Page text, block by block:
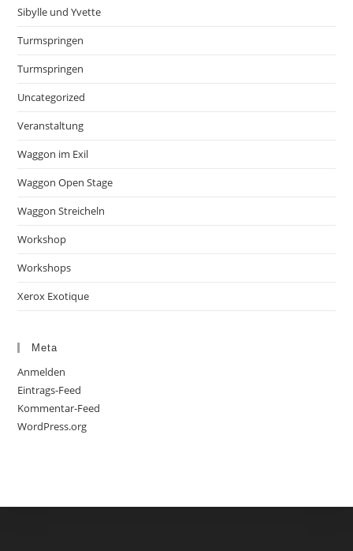
Sibylle und Yvette
Turmspringen
Turmspringen
Uncategorized
Veranstaltung
Waggon im Exil
Waggon Open Stage
Waggon Streicheln
Workshop
Workshops
Xerox Exotique
Meta
Anmelden
Eintrags-Feed
Kommentar-Feed
WordPress.org